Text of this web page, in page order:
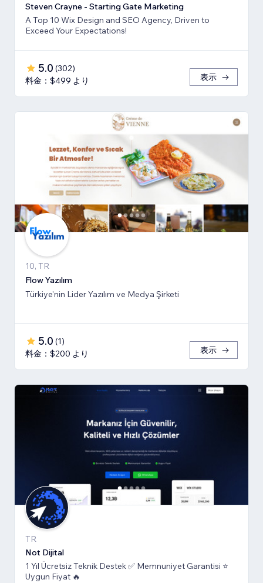
Steven Crayne - Starting Gate Marketing
A Top 10 Wix Design and SEO Agency, Driven to
Exceed Your Expectations!
5.0 (302)
料金：$499 より
表示
10, TR
Flow Yazılım
Türkiye'nin Lider Yazılım ve Medya Şirketi
5.0 (1)
料金：$200 より
表示
TR
Not Dijital
1 Yıl Ücretsiz Teknik Destek ✅ Memnuniyet Garantisi ⭐
Uygun Fiyat 🔥